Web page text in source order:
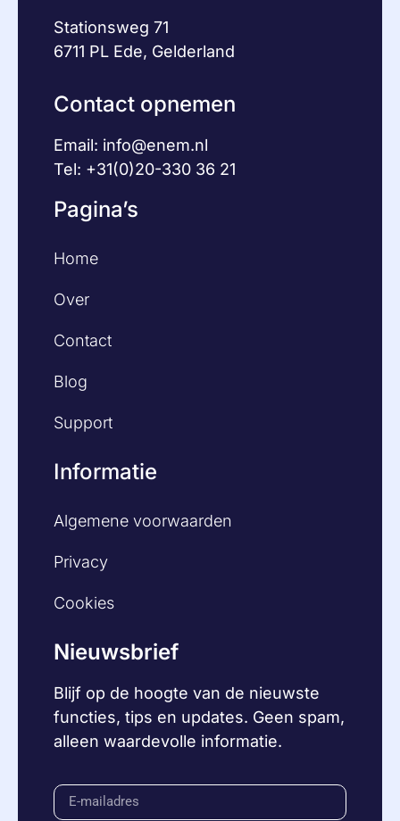
Stationsweg 71
6711 PL Ede, Gelderland
Contact opnemen
Email: info@enem.nl
Tel: +31(0)20-330 36 21
Pagina’s
Home
Over
Contact
Blog
Support
Informatie
Algemene voorwaarden
Privacy
Cookies
Nieuwsbrief
Blijf op de hoogte van de nieuwste
functies, tips en updates. Geen spam,
alleen waardevolle informatie.